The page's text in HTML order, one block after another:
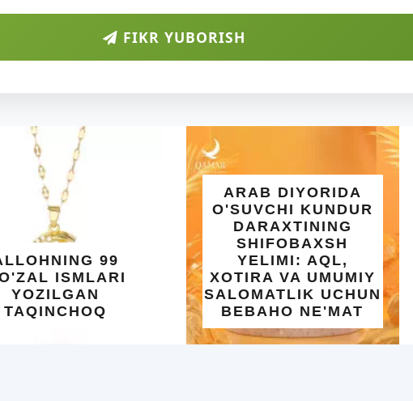
FIKR YUBORISH
99
ISMLARI
ARAB DIYORIDA
O'SUVCHI KUNDUR
DARAXTINING
SHIFOBAXSH
YELIMI: AQL,
XOTIRA VA UMUMIY
SALOMATLIK UCHUN
BEBAHO NE'MAT